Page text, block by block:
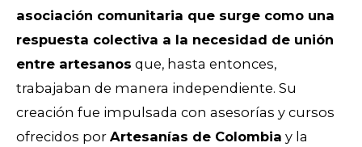
asociación comunitaria que surge como una
respuesta colectiva a la necesidad de unión
entre artesanos que, hasta entonces,
trabajaban de manera independiente. Su
creación fue impulsada con asesorías y cursos
ofrecidos por Artesanías de Colombia y la